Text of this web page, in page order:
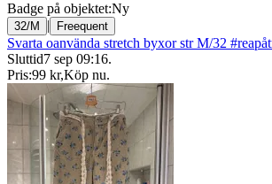
Badge på objektet:Ny
32/M | Freequent
Svarta oanvända stretch byxor str M/32
Sluttid7 sep 09:16.
Pris:99 kr,Köp nu.